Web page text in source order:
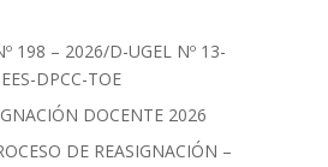
198 – 2026/D-UGEL Nº 13-
DPCC-TOE
DOCENTE 2026
DE REASIGNACIÓN –